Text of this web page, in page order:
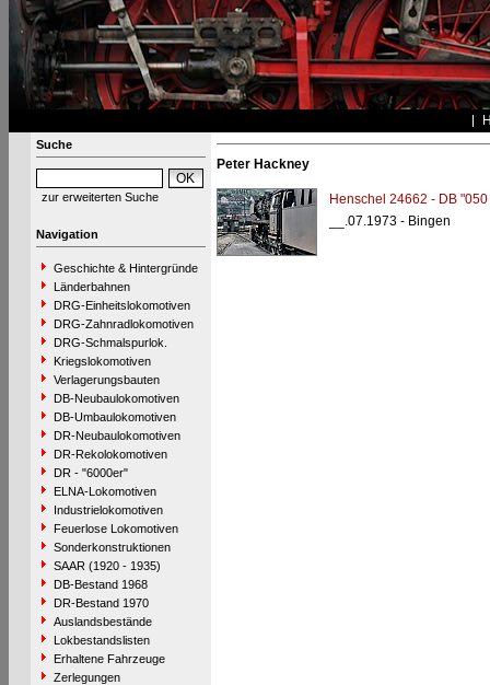
Suche
zur erweiterten Suche
Navigation
Geschichte & Hintergründe
Länderbahnen
DRG-Einheitslokomotiven
DRG-Zahnradlokomotiven
DRG-Schmalspurlok.
Kriegslokomotiven
Verlagerungsbauten
DB-Neubaulokomotiven
DB-Umbaulokomotiven
DR-Neubaulokomotiven
DR-Rekolokomotiven
DR - "6000er"
ELNA-Lokomotiven
Industrielokomotiven
Feuerlose Lokomotiven
Sonderkonstruktionen
SAAR (1920 - 1935)
DB-Bestand 1968
DR-Bestand 1970
Auslandsbestände
Lokbestandslisten
Erhaltene Fahrzeuge
Zerlegungen
Peter Hackney
Henschel 24662 - DB
__.07.1973 - Bingen